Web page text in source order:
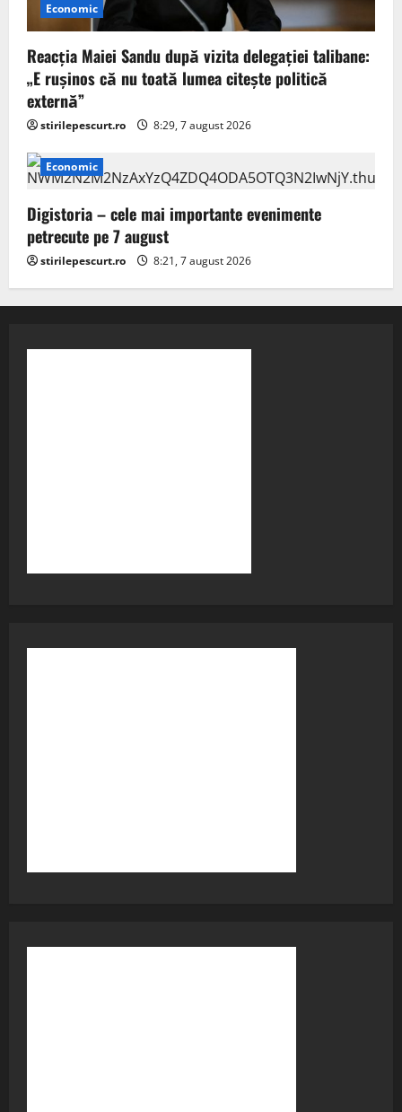
Economic
Reacția Maiei Sandu după vizita delegaţiei talibane:
„E ruşinos că nu toată lumea citeşte politică
externă”
stirilepescurt.ro 8:29, 7 august 2026
Economic
Digistoria – cele mai importante evenimente
petrecute pe 7 august
stirilepescurt.ro 8:21, 7 august 2026